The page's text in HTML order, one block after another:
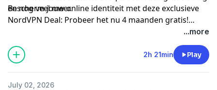
en nog veel meer.
Bescherm jouw online identiteit met deze exclusieve
NordVPN Deal: Probeer het nu 4 maanden gratis!
https://nordvpn.com/truemanshow...more
2h 21min Play
July 02, 2026